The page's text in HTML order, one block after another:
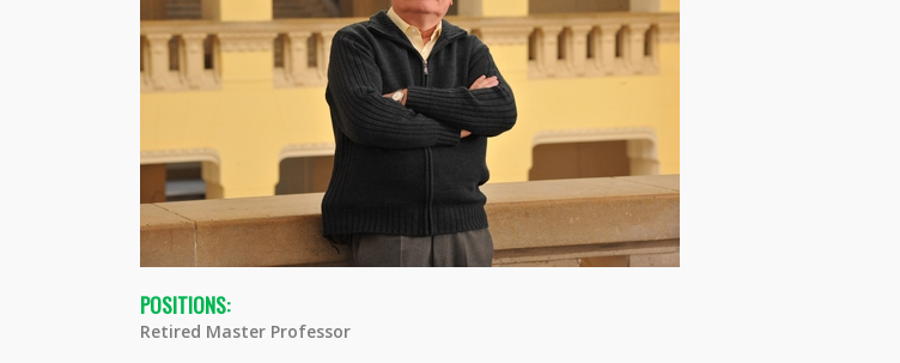
POSITIONS:
Retired Master Professor